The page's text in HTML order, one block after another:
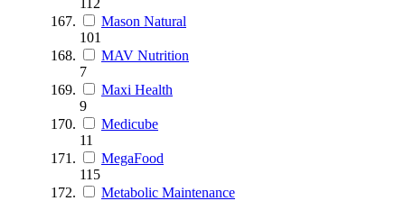
Mason Natural
101
MAV Nutrition
7
Maxi Health
9
Medicube
11
MegaFood
115
Metabolic Maintenance